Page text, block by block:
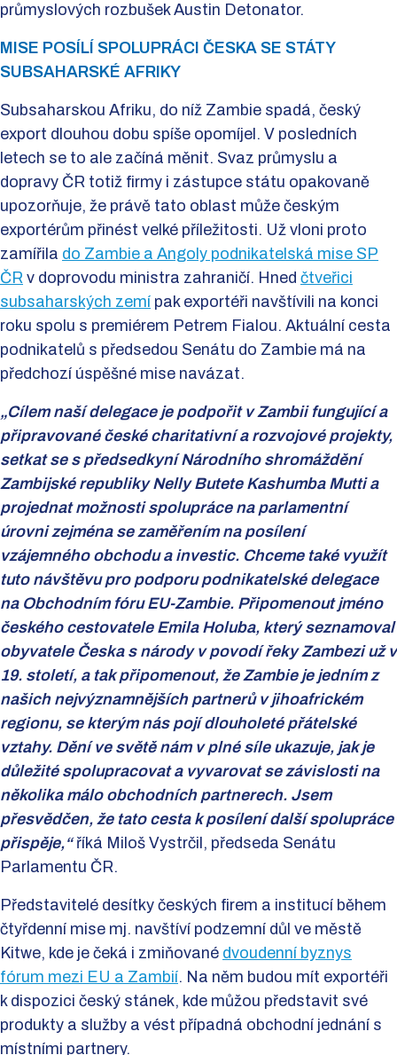
průmyslových rozbušek Austin Detonator.
MISE POSÍLÍ SPOLUPRÁCI ČESKA SE STÁTY
SUBSAHARSKÉ AFRIKY
Subsaharskou Afriku, do níž Zambie spadá, český
export dlouhou dobu spíše opomíjel. V posledních
letech se to ale začíná měnit. Svaz průmyslu a
dopravy ČR totiž firmy i zástupce státu opakovaně
upozorňuje, že právě tato oblast může českým
exportérům přinést velké příležitosti. Už vloni proto
zamířila do Zambie a Angoly podnikatelská mise SP
ČR v doprovodu ministra zahraničí. Hned čtveřici
subsaharských zemí pak exportéři navštívili na konci
roku spolu s premiérem Petrem Fialou. Aktuální cesta
podnikatelů s předsedou Senátu do Zambie má na
předchozí úspěšné mise navázat.
„Cílem naší delegace je podpořit v Zambii fungující a
připravované české charitativní a rozvojové projekty,
setkat se s předsedkyní Národního shromáždění
Zambijské republiky Nelly Butete Kashumba Mutti a
projednat možnosti spolupráce na parlamentní
úrovni zejména se zaměřením na posílení
vzájemného obchodu a investic. Chceme také využít
tuto návštěvu pro podporu podnikatelské delegace
na Obchodním fóru EU-Zambie. Připomenout jméno
českého cestovatele Emila Holuba, který seznamoval
obyvatele Česka s národy v povodí řeky Zambezi už v
19. století, a tak připomenout, že Zambie je jedním z
našich nejvýznamnějších partnerů v jihoafrickém
regionu, se kterým nás pojí dlouholeté přátelské
vztahy. Dění ve světě nám v plné síle ukazuje, jak je
důležité spolupracovat a vyvarovat se závislosti na
několika málo obchodních partnerech. Jsem
přesvědčen, že tato cesta k posílení další spolupráce
přispěje,“ říká Miloš Vystrčil, předseda Senátu
Parlamentu ČR.
Představitelé desítky českých firem a institucí během
čtyřdenní mise mj. navštíví podzemní důl ve městě
Kitwe, kde je čeká i zmiňované dvoudenní byznys
fórum mezi EU a Zambií. Na něm budou mít exportéři
k dispozici český stánek, kde můžou představit své
produkty a služby a vést případná obchodní jednání s
místními partnery.